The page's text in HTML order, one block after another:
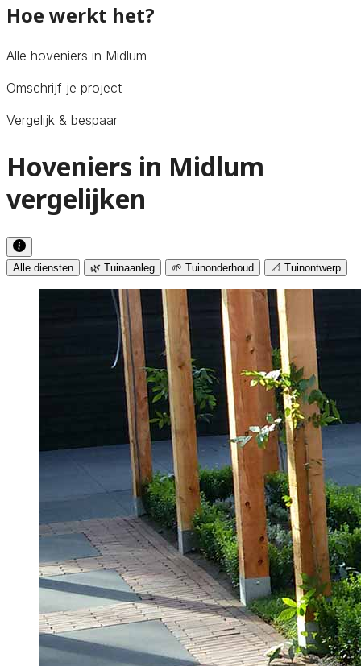
Hoe werkt het?
Alle hoveniers in Midlum
Omschrijf je project
Vergelijk & bespaar
Hoveniers in Midlum
vergelijken
Alle diensten 🌿 Tuinaanleg 🌱 Tuinonderhoud 📐 Tuinontwerp